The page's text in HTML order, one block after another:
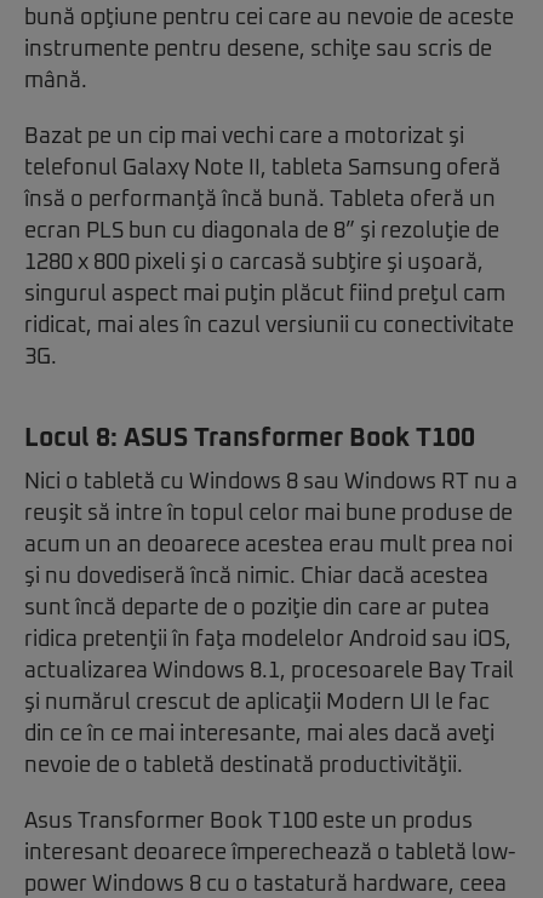
bună opţiune pentru cei care au nevoie de aceste
instrumente pentru desene, schiţe sau scris de
mână.
Bazat pe un cip mai vechi care a motorizat şi
telefonul Galaxy Note II, tableta Samsung oferă
însă o performanţă încă bună. Tableta oferă un
ecran PLS bun cu diagonala de 8” şi rezoluţie de
1280 x 800 pixeli şi o carcasă subţire şi uşoară,
singurul aspect mai puţin plăcut fiind preţul cam
ridicat, mai ales în cazul versiunii cu conectivitate
3G.
Locul 8: ASUS Transformer Book T100
Nici o tabletă cu Windows 8 sau Windows RT nu a
reuşit să intre în topul celor mai bune produse de
acum un an deoarece acestea erau mult prea noi
şi nu dovediseră încă nimic. Chiar dacă acestea
sunt încă departe de o poziţie din care ar putea
ridica pretenţii în faţa modelelor Android sau iOS,
actualizarea Windows 8.1, procesoarele Bay Trail
şi numărul crescut de aplicaţii Modern UI le fac
din ce în ce mai interesante, mai ales dacă aveţi
nevoie de o tabletă destinată productivităţii.
Asus Transformer Book T100 este un produs
interesant deoarece împerechează o tabletă low-
power Windows 8 cu o tastatură hardware, ceea